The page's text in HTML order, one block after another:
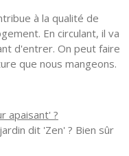
à la qualité de
En circulant, il va
d'entrer. On peut faire
que nous mangeons.
apaisant' ?
dit 'Zen' ? Bien sûr